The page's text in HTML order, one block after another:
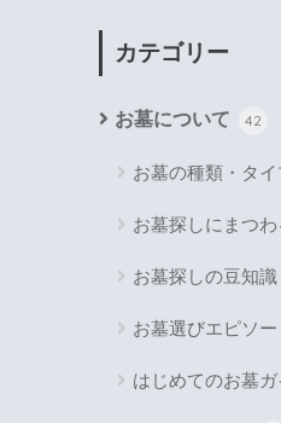
カテゴリー
お墓について 42
お墓の種類・タ
お墓探しにまつ
お墓探しの豆知識
お墓選びエピソ
はじめてのお墓ガ